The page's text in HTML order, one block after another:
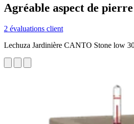
Agréable aspect de
2 évaluations client
Lechuza Jardinière CANTO Stone low